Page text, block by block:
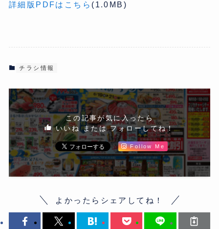
詳細版PDFはこちら (1.0MB)
チラシ情報
この記事が気に入ったら
いいね または フォローしてね！
Follow Me
よかったらシェアしてね！